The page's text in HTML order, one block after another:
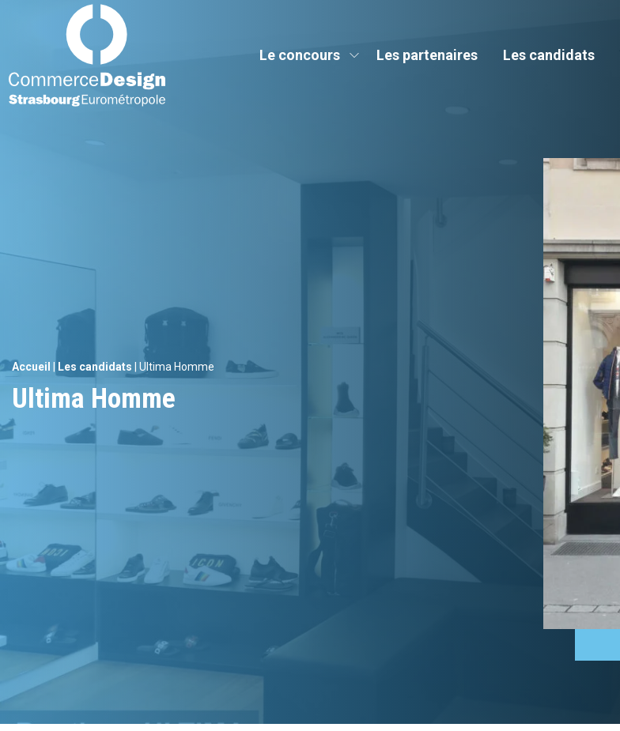
Commerce Design Strasbourg Eurométropole
Le concours Les partenaires Les candidats
Accueil Les candidats Ultima Homme
Ultima Homme